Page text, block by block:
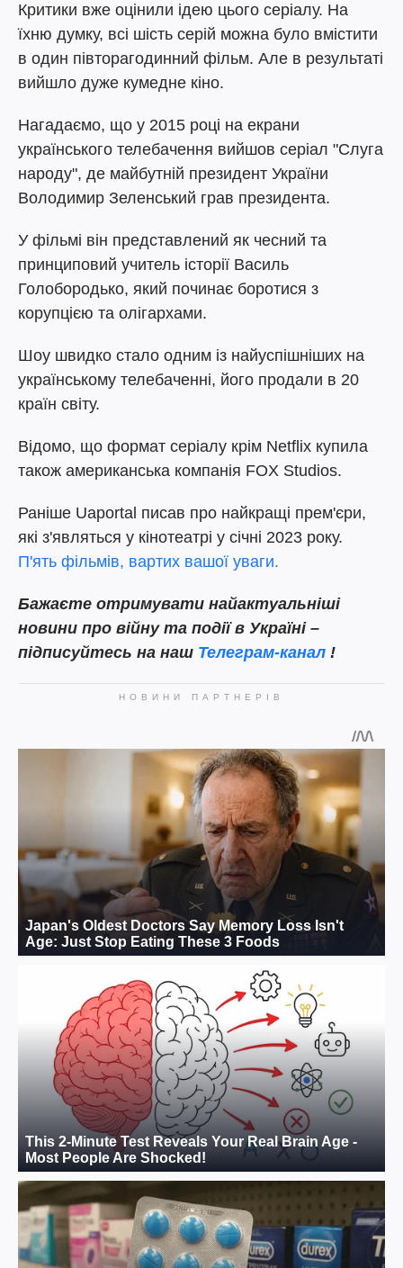
Критики вже оцінили ідею цього серіалу. На
їхню думку, всі шість серій можна було вмістити
в один півторагодинний фільм. Але в результаті
вийшло дуже кумедне кіно.
Нагадаємо, що у 2015 році на екрани
українського телебачення вийшов серіал "Слуга
народу", де майбутній президент України
Володимир Зеленський грав президента.
У фільмі він представлений як чесний та
принциповий учитель історії Василь
Голобородько, який починає боротися з
корупцією та олігархами.
Шоу швидко стало одним із найуспішніших на
українському телебаченні, його продали в 20
країн світу.
Відомо, що формат серіалу крім Netflix купила
також американська компанія FOX Studios.
Раніше Uaportal писав про найкращі прем'єри,
які з'являться у кінотеатрі у січні 2023 року.
П'ять фільмів, вартих вашої уваги.
Бажаєте отримувати найактуальніші
новини про війну та події в Україні –
підписуйтесь на наш Телеграм-канал !